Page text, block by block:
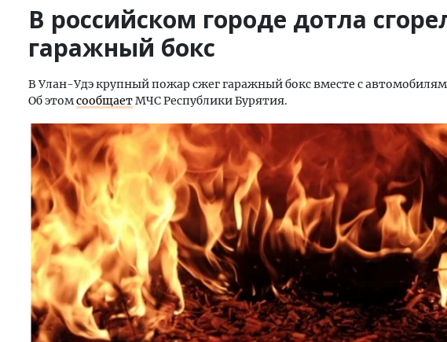
В российском городе дотла
гаражный бокс
В Улан-Удэ крупный пожар сжег гаражный бокс вместе с
Об этомсообщаетМЧС Республики Бурятия.